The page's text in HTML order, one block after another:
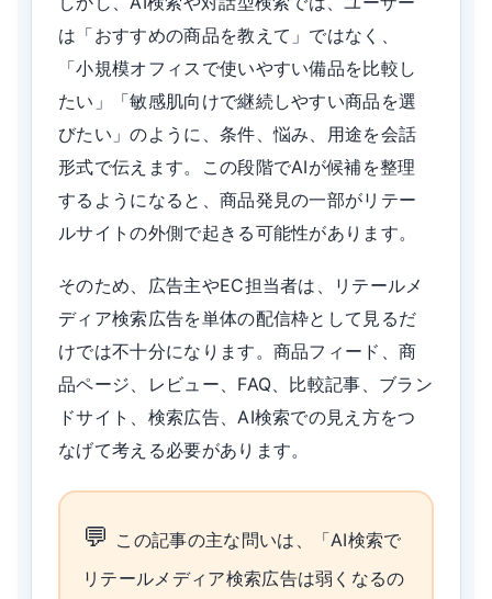
は「おすすめの商品を教えて」ではなく、
「小規模オフィスで使いやすい備品を比較し
たい」「敏感肌向けで継続しやすい商品を選
びたい」のように、条件、悩み、用途を会話
形式で伝えます。この段階でAIが候補を整理
するようになると、商品発見の一部がリテー
ルサイトの外側で起きる可能性があります。
そのため、広告主やEC担当者は、リテールメ
ディア検索広告を単体の配信枠として見るだ
けでは不十分になります。商品フィード、商
品ページ、レビュー、FAQ、比較記事、ブラン
ドサイト、検索広告、AI検索での見え方をつ
なげて考える必要があります。
この記事の主な問いは、「AI検索で
リテールメディア検索広告は弱くなるの